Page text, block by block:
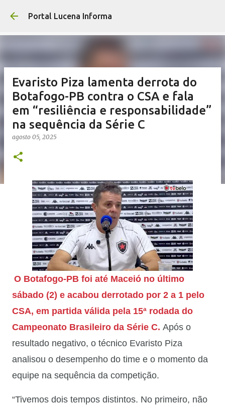
Portal Lucena Informa
Evaristo Piza lamenta derrota do
Botafogo-PB contra o CSA e fala
em “resiliência e responsabilidade”
na sequência da Série C
agosto 05, 2025
O Botafogo-PB foi até Maceió no último
sábado (2) e acabou derrotado por 2 a 1 pelo
CSA, em partida válida pela 15ª rodada do
Campeonato Brasileiro da Série C. Após o
resultado negativo, o técnico Evaristo Piza
analisou o desempenho do time e o momento da
equipe na sequência da competição.
“Tivemos dois tempos distintos. No primeiro, não